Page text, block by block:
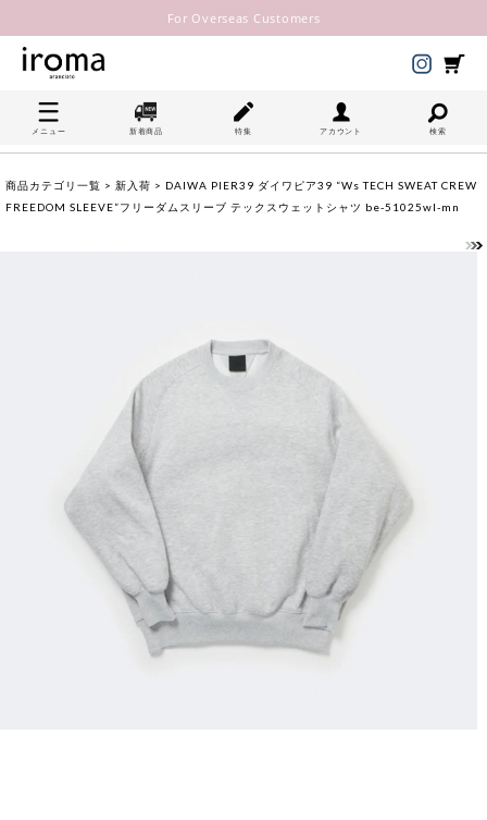
For Overseas Customers
メニュー 新着商品 特集 アカウント 検索
商品カテゴリ一覧 > 新入荷 > DAIWA PIER39 ダイワピア39 “Ws TECH SWEAT CREW
FREEDOM SLEEVE”フリーダムスリーブ テックスウェットシャツ be-51025wl-mn